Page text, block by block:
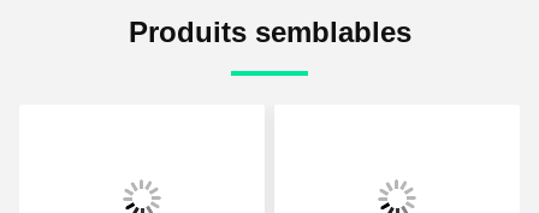
Produits semblables